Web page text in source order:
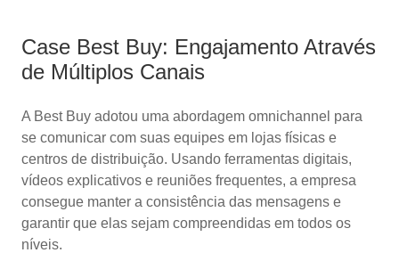
Case Best Buy: Engajamento Através
de Múltiplos Canais
A Best Buy adotou uma abordagem omnichannel para
se comunicar com suas equipes em lojas físicas e
centros de distribuição. Usando ferramentas digitais,
vídeos explicativos e reuniões frequentes, a empresa
consegue manter a consistência das mensagens e
garantir que elas sejam compreendidas em todos os
níveis.